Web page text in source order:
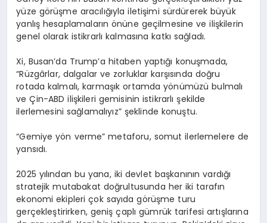
yüze görüşme aracılığıyla iletişimi sürdürerek büyük
yanlış hesaplamaların önüne geçilmesine ve ilişkilerin
genel olarak istikrarlı kalmasına katkı sağladı.
Xi, Busan’da Trump’a hitaben yaptığı konuşmada,
“Rüzgârlar, dalgalar ve zorluklar karşısında doğru
rotada kalmalı, karmaşık ortamda yönümüzü bulmalı
ve Çin-ABD ilişkileri gemisinin istikrarlı şekilde
ilerlemesini sağlamalıyız” şeklinde konuştu.
“Gemiye yön verme” metaforu, somut ilerlemelere de
yansıdı.
2025 yılından bu yana, iki devlet başkanının vardığı
stratejik mutabakat doğrultusunda her iki tarafın
ekonomi ekipleri çok sayıda görüşme turu
gerçekleştirirken, geniş çaplı gümrük tarifesi artışlarına